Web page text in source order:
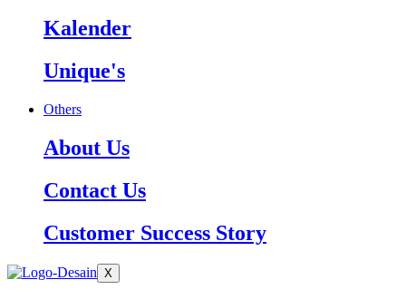
Kalender
Unique's
Others
About Us
Contact Us
Customer Success Story
X